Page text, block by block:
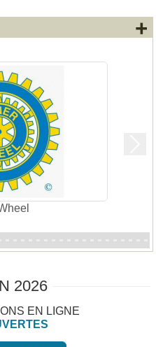
+
2026
EN LIGNE